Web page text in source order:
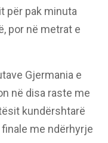
për pak minuta
por në metrat e
Gjermania e
në disa raste me
kundërshtarë
me ndërhyrje